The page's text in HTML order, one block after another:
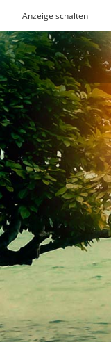
Anzeige schalten